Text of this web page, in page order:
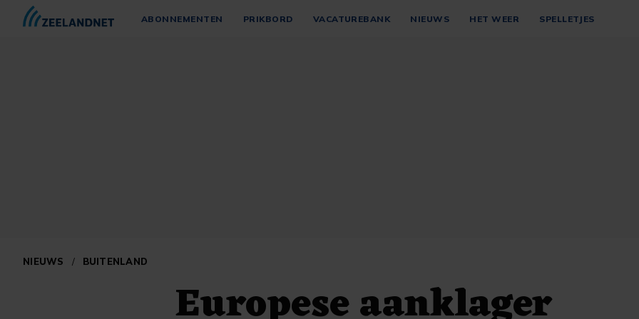
ABONNEMENTEN PRIKBORD VACATUREBANK NIEUWS HET WEER SPELLETJES
NIEUWS / BUITENLAND